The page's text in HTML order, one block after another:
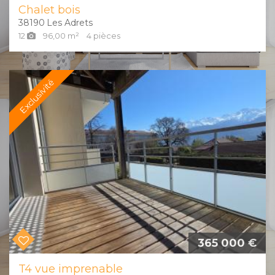
Chalet bois
Les Adrets
38190
12 96,00 m² 4 pièces
Exclusivité
365 000 €
T4 vue imprenable